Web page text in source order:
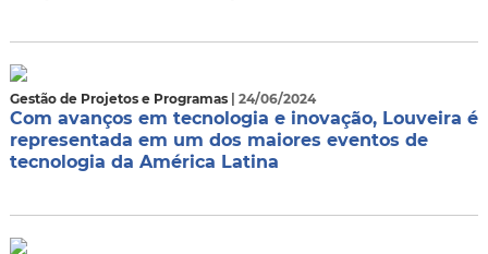
Gestão de Projetos e Programas | 24/06/2024
Com avanços em tecnologia e inovação, Louveira é
representada em um dos maiores eventos de
tecnologia da América Latina